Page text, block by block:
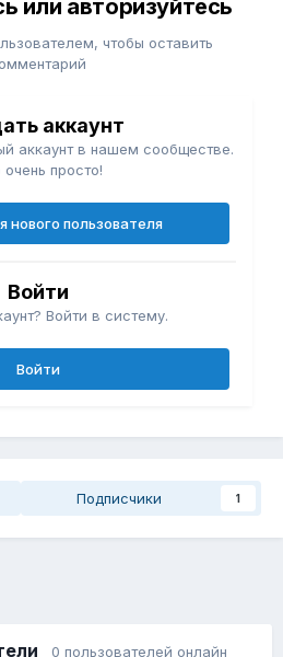
или авторизуйтесь
чтобы оставить
аккаунт
аккаунт в нашем сообществе.
очень просто!
нового пользователя
Войти
Войти в систему.
Войти
Подписчики 1
0 пользователей онлайн